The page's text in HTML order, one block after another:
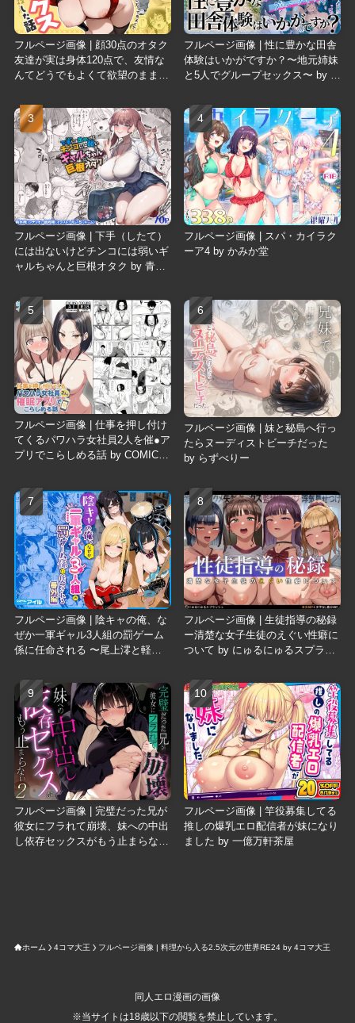
フルページ画像 | 顔30点のオタク
友達が実は身体120点で、友情な
んてどうでもよくて欲望のままに
フルページ画像 | 性に豊かな田舎
体験はいかがですか？〜地元姉妹
と5人でグループセックス〜 by も
フルページ画像 | 下手（したて）
には出ないけどチンコには弱いギ
ャルちゃんと巨根オタク by 青水
フルページ画像 | スパ・カイラク
ーア4 by かみか堂
フルページ画像 | 仕事を押し付け
てくるパワハラ女社員2人を催●ア
プリでこらしめる話 by COMICア
フルページ画像 | 妹と秘島へ行っ
たらヌーディストビーチだった
by らずべりー
フルページ画像 | 陰キャの俺、な
ぜか一軍ギャル3人組の罰ゲーム
係に任命される 〜尾上澪と軽音
フルページ画像 | 生徒指導の秘録
ー清楚な女子生徒のえぐい性癖に
ついて by にゅるにゅるスプラッ
フルページ画像 | 完璧だった兄が
彼女にフラれて崩壊、妹への中出
し依存セックスがもう止まらない
フルページ画像 | 竿役募集してる
推しの爆乳エロ配信者が妹になり
ました by 一億万軒茶屋
ホーム 4コマ大王 フルページ画像 | 料理から入る2.5次元の世界RE24 by 4コマ大王
同人エロ漫画の画像
※当サイトは18歳以下の閲覧を禁止しています。